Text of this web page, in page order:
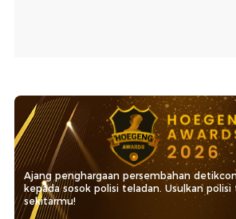
Ajang penghargaan persembahan
kepada sosok polisi teladan. Usulkan polisi
sekitarmu!